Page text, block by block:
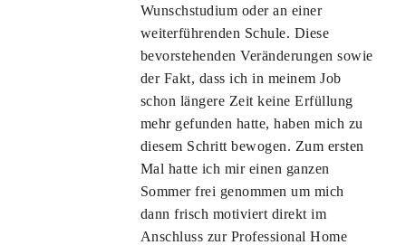
Wunschstudium oder an einer
weiterführenden Schule. Diese
bevorstehenden Veränderungen sowie
der Fakt, dass ich in meinem Job
schon längere Zeit keine Erfüllung
mehr gefunden hatte, haben mich zu
diesem Schritt bewogen. Zum ersten
Mal hatte ich mir einen ganzen
Sommer frei genommen um mich
dann frisch motiviert direkt im
Anschluss zur Professional Home